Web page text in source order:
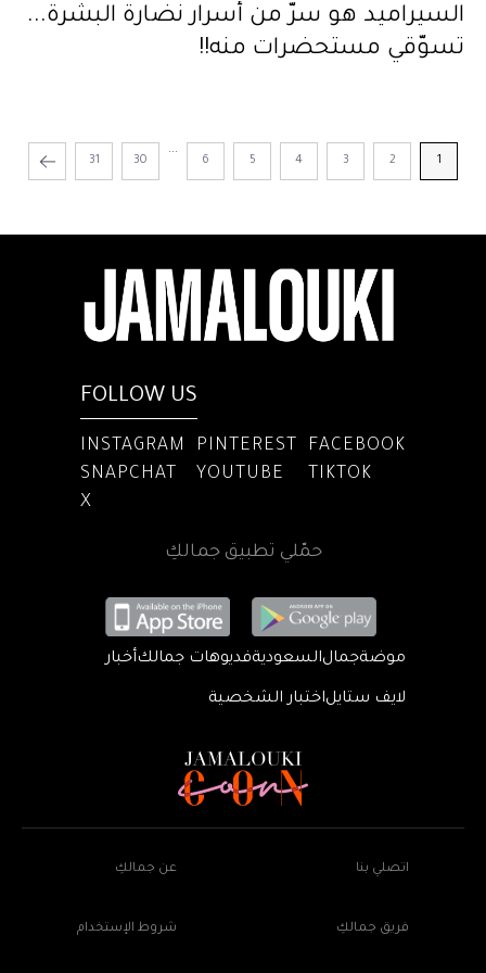
السيراميد هو سرّ من أسرار نضارة البشرة...
تسوّقي مستحضرات منه!!
1
2
3
4
5
6
...
30
31
FOLLOW US
INSTAGRAM PINTEREST
FACEBOOK
SNAPCHAT
YOUTUBE
TIKTOK
X
حمّلي تطبيق جمالكِ
موضةجمالالسعوديةفديوهات جمالكأخبار
لايف ستايلاختبار الشخصية
اتصلي بنا عن جمالكِ
فريق جمالكِ شروط الإستخدام